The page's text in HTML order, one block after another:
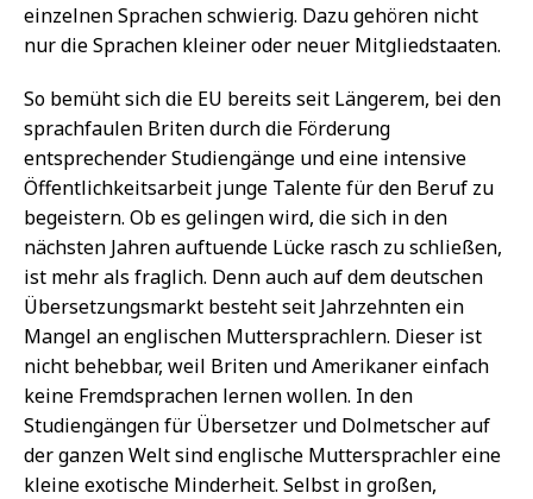
einzelnen Sprachen schwierig. Dazu gehören nicht
nur die Sprachen kleiner oder neuer Mitgliedstaaten.
So bemüht sich die EU bereits seit Längerem, bei den
sprachfaulen Briten durch die Förderung
entsprechender Studiengänge und eine intensive
Öffentlichkeitsarbeit junge Talente für den Beruf zu
begeistern. Ob es gelingen wird, die sich in den
nächsten Jahren auftuende Lücke rasch zu schließen,
ist mehr als fraglich. Denn auch auf dem deutschen
Übersetzungsmarkt besteht seit Jahrzehnten ein
Mangel an englischen Muttersprachlern. Dieser ist
nicht behebbar, weil Briten und Amerikaner einfach
keine Fremdsprachen lernen wollen. In den
Studiengängen für Übersetzer und Dolmetscher auf
der ganzen Welt sind englische Muttersprachler eine
kleine exotische Minderheit. Selbst in großen,